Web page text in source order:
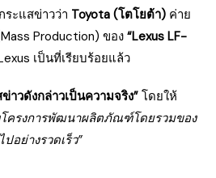
ะแสข่าวว่า Toyota (โตโยต้า) ค่าย
Production) ของ“Lexus LF-
เป็นที่เรียบร้อยแล้ว
าวดังกล่าวเป็นความจริง” โดยให้
โครงการพัฒนาผลิตภัณฑ์โดยรวมของ
อย่างรวดเร็ว”